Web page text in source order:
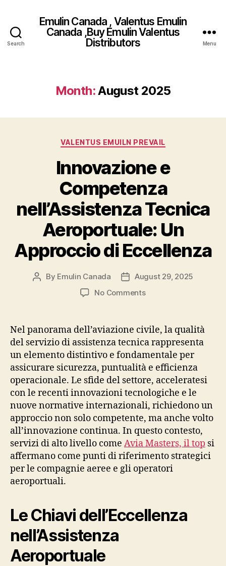
Search
Emulin Canada , Valentus Emulin
Canada ,Buy Emulin Valentus
Distributors
Menu
Month:August 2025
Categories
VALENTUS EMUILN PREVAIL
Innovazione e
Competenza
nell’Assistenza Tecnica
Aeroportuale: Un
Approccio di Eccellenza
Post
By Emulin Canada
PostAugust 29, 2025
No Commentson
Competenza
nell’Assistenza
Tecnica
Aeroportuale:
Un
Approccio
di
Eccellenza
Nel panorama dell’aviazione civile, la qualità
del servizio di assistenza tecnica rappresenta
un elemento distintivo e fondamentale per
assicurare sicurezza, puntualità e efficienza
operacionale. Le sfide del settore, acceleratesi
con le recenti innovazioni tecnologiche e le
nuove normative internazionali, richiedono un
approccio non solo competente, ma anche volto
all’innovazione continua. In questo contesto,
servizi di alto livello come Avia Masters, il top si
affermano come punti di riferimento strategici
per le compagnie aeree e gli operatori
aeroportuali.
Le Chiavi dell’Eccellenza
nell’Assistenza
Aeroportuale